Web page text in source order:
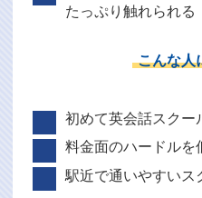
たっぷり触れられる
こんな人
初めて英会話スクー
料金面のハードルを
駅近で通いやすいス